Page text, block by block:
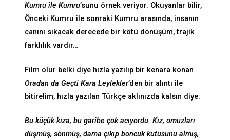
Kumru ile Kumru’sunu örnek veriyor. Okuyanlar bilir,
Önceki Kumru ile sonraki Kumru arasında, insanın
canını sıkacak derecede bir kötü dönüşüm, trajik
farklılık vardır…
Film olur belki diye hızla yazılıp bir kenara konan
Oradan da Geçti Kara Leylekler’den bir alıntı ile
bitirelim, hızla yazılan Türkçe aklınızda kalsın diye:
Bu küçük kıza, bu garibe çok acıyordu. Kız, omuzları
düşmüş, sönmüş, dama çıkıp boncuk kutusunu almış,